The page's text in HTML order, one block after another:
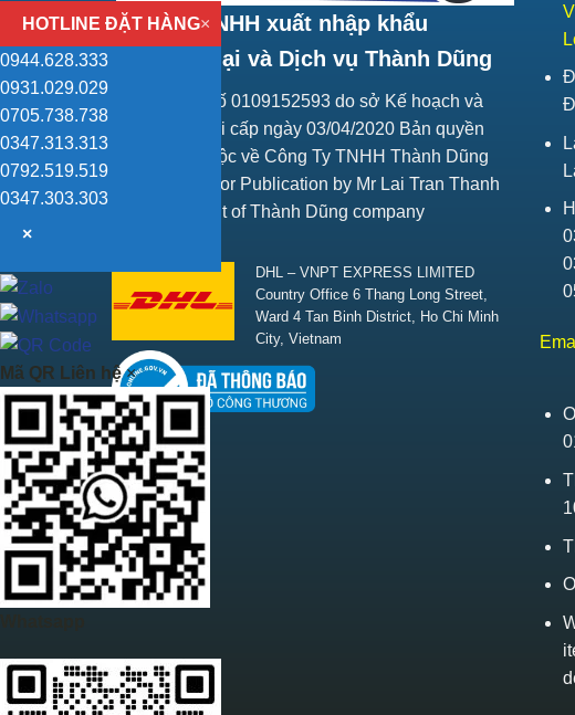
Công ty TNHH xuất nhập khẩu
Thương mại và Dịch vụ Thành Dũng
Giấy ĐKKD số 0109152593 do sở Kế hoạch và
Đầu tư Hà Nội cấp ngày 03/04/2020 Bản quyền
trang web thuộc về Công Ty TNHH Thành Dũng
Responsible for Publication by Mr Lai Tran Thanh
Vice President of Thành Dũng company
DHL – VNPT EXPRESS LIMITED
Country Office 6 Thang Long Street,
Ward 4 Tan Binh District, Ho Chi Minh
City, Vietnam
HOTLINE ĐẶT HÀNG×
0944.628.333
0931.029.029
0705.738.738
0347.313.313
0792.519.519
0347.303.303
×
Mã QR Liên hệ×